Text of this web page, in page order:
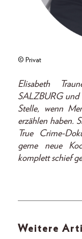
© Privat
Elisabeth
SALZBURG
Stelle, wenn
erzählen haben.
True Crime-
gerne neue
komplett schief
Weitere